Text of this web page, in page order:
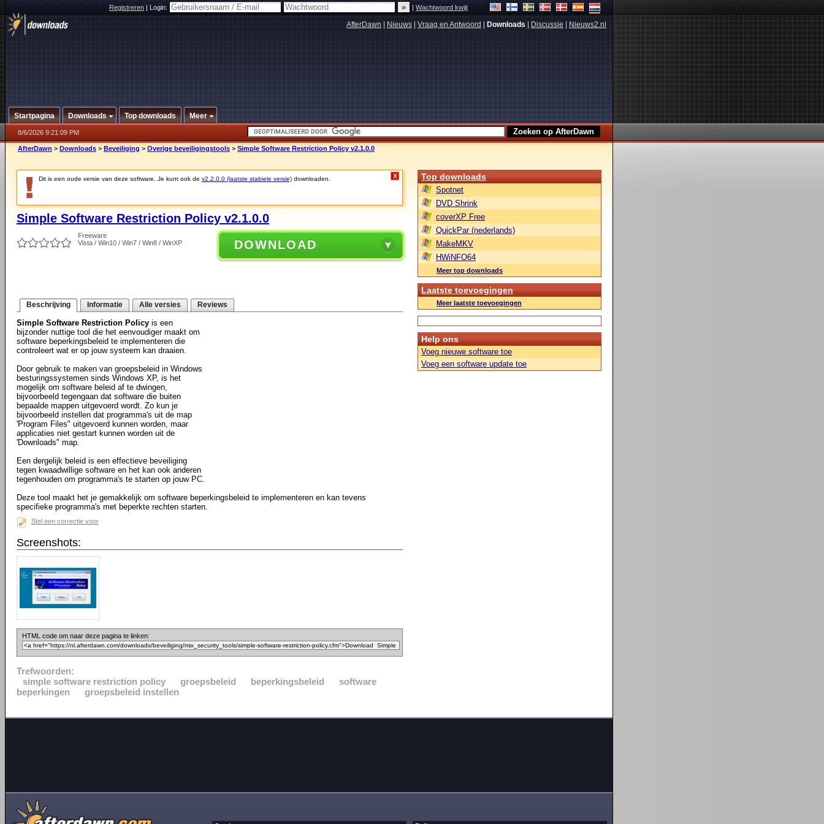
Registreren|Login: |Wachtwoord kwijt
AfterDawn Nieuws Vraag en Antwoord Downloads Discussie Nieuws2.nl
Startpagina Downloads Top downloads Meer
8/6/2026 9:21:09 PM
AfterDawn > Downloads > Beveiliging > Overige beveiligingstools > Simple Software Restriction Policy v2.1.0.0
Dit is een oude versie van deze software. Je kunt ook de v2.2.0.0 (laatste stabiele versie) downloaden. X
Simple Software Restriction Policy v2.1.0.0
Freeware
Vista / Win10 / Win7 / Win8 / WinXP
DOWNLOAD
Beschrijving Informatie Alle versies Reviews
Simple Software Restriction Policy is een
bijzonder nuttige tool die het eenvoudiger maakt om
software beperkingsbeleid te implementeren die
controleert wat er op jouw systeem kan draaien.
Door gebruik te maken van groepsbeleid in Windows
besturingssystemen sinds Windows XP, is het
mogelijk om software beleid af te dwingen,
bijvoorbeeld tegengaan dat software die buiten
bepaalde mappen uitgevoerd wordt. Zo kun je
bijvoorbeeld instellen dat programma's uit de map
'Program Files" uitgevoerd kunnen worden, maar
applicaties niet gestart kunnen worden uit de
'Downloads" map.
Een dergelijk beleid is een effectieve beveiliging
tegen kwaadwillige software en het kan ook anderen
tegenhouden om programma's te starten op jouw PC.
Deze tool maakt het je gemakkelijk om software beperkingsbeleid te implementeren en kan tevens
specifieke programma's met beperkte rechten starten.
Stel een correctie voor
Screenshots:
HTML code om naar deze pagina te linken:
Trefwoorden:
simple software restriction policy
groepsbeleid beperkingsbeleid
software
beperkingen
groepsbeleid instellen
Top downloads
Spotnet
DVD Shrink
coverXP Free
QuickPar (nederlands)
MakeMKV
HWiNFO64
Meer top downloads
Laatste toevoegingen
Meer laatste toevoegingen
Help ons
Voeg nieuwe software toe
Voeg een software update toe